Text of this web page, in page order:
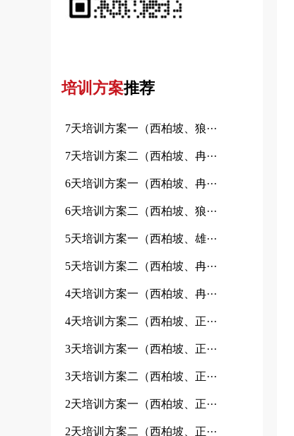
培训方案推荐
7天培训方案一（西柏坡、狼···
7天培训方案二（西柏坡、冉···
6天培训方案一（西柏坡、冉···
6天培训方案二（西柏坡、狼···
5天培训方案一（西柏坡、雄···
5天培训方案二（西柏坡、冉···
4天培训方案一（西柏坡、冉···
4天培训方案二（西柏坡、正···
3天培训方案一（西柏坡、正···
3天培训方案二（西柏坡、正···
2天培训方案一（西柏坡、正···
2天培训方案二（西柏坡、正···